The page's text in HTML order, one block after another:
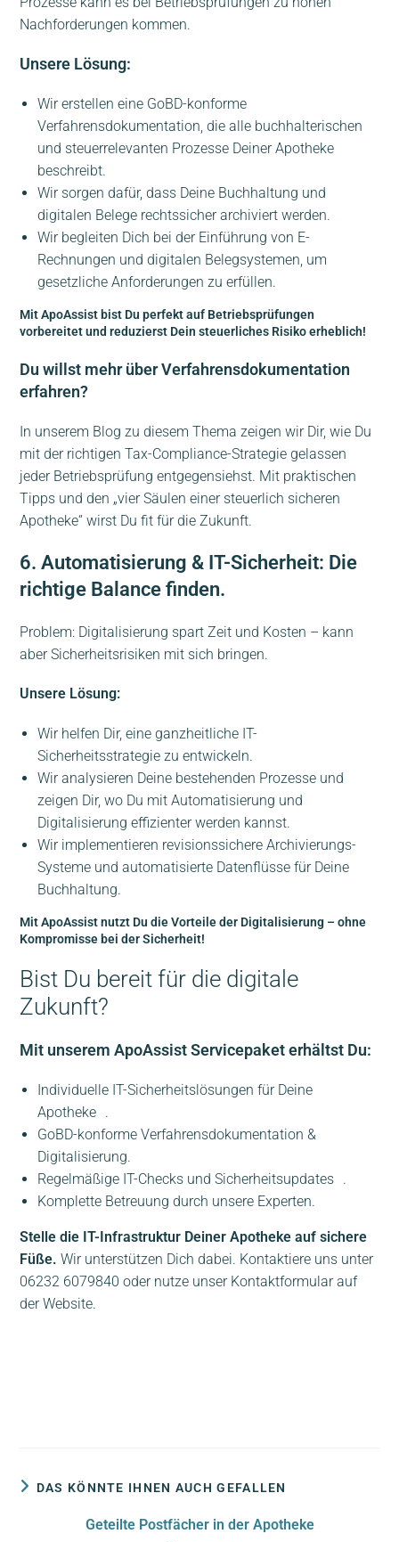
Nachforderungen kommen.
Unsere Lösung:
Wir erstellen eine GoBD-konforme
Verfahrensdokumentation, die alle buchhalterischen
und steuerrelevanten Prozesse Deiner Apotheke
beschreibt.
Wir sorgen dafür, dass Deine Buchhaltung und
digitalen Belege rechtssicher archiviert werden.
Wir begleiten Dich bei der Einführung von E-
Rechnungen und digitalen Belegsystemen, um
gesetzliche Anforderungen zu erfüllen.
Mit ApoAssist bist Du perfekt auf Betriebsprüfungen
vorbereitet und reduzierst Dein steuerliches Risiko erheblich!
Du willst mehr über Verfahrensdokumentation
erfahren?
In unserem Blog zu diesem Thema zeigen wir Dir, wie Du
mit der richtigen Tax-Compliance-Strategie gelassen
jeder Betriebsprüfung entgegensiehst. Mit praktischen
Tipps und den „vier Säulen einer steuerlich sicheren
Apotheke“ wirst Du fit für die Zukunft.
6. Automatisierung & IT-Sicherheit: Die
richtige Balance finden.
Problem: Digitalisierung spart Zeit und Kosten – kann
aber Sicherheitsrisiken mit sich bringen.
Unsere Lösung:
Wir helfen Dir, eine ganzheitliche IT-
Sicherheitsstrategie zu entwickeln.
Wir analysieren Deine bestehenden Prozesse und
zeigen Dir, wo Du mit Automatisierung und
Digitalisierung effizienter werden kannst.
Wir implementieren revisionssichere Archivierungs-
Systeme und automatisierte Datenflüsse für Deine
Buchhaltung.
Mit ApoAssist nutzt Du die Vorteile der Digitalisierung – ohne
Kompromisse bei der Sicherheit!
Bist Du bereit für die digitale
Zukunft?
Mit unserem ApoAssist Servicepaket erhältst Du:
Individuelle IT-Sicherheitslösungen für Deine
Apotheke .
GoBD-konforme Verfahrensdokumentation &
Digitalisierung.
Regelmäßige IT-Checks und Sicherheitsupdates .
Komplette Betreuung durch unsere Experten.
Stelle die IT-Infrastruktur Deiner Apotheke auf sichere
Füße. Wir unterstützen Dich dabei. Kontaktiere uns unter
06232 6079840 oder nutze unser Kontaktformular auf
der Website.
DAS KÖNNTE IHNEN AUCH GEFALLEN
Geteilte Postfächer in der Apotheke